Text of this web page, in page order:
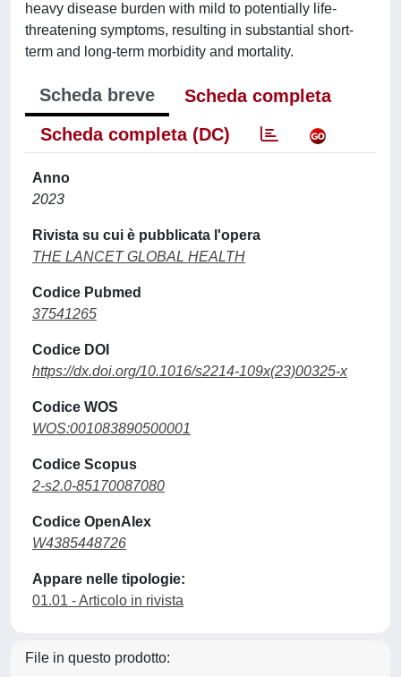
heavy disease burden with mild to potentially life-
threatening symptoms, resulting in substantial short-
term and long-term morbidity and mortality.
Scheda breve
Scheda completa
Scheda completa (DC)
Anno
2023
Rivista su cui è pubblicata l'opera
THE LANCET GLOBAL HEALTH
Codice Pubmed
37541265
Codice DOI
https://dx.doi.org/10.1016/s2214-109x(23)00325-x
Codice WOS
WOS:001083890500001
Codice Scopus
2-s2.0-85170087080
Codice OpenAlex
W4385448726
Appare nelle tipologie:
01.01 - Articolo in rivista
File in questo prodotto: